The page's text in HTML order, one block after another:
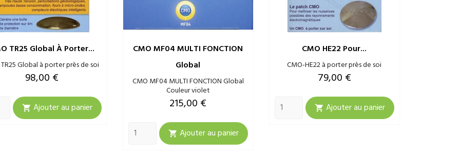
TR25 Global À Porter...
Global à porter près de soi
Prix
98,00 €
 Ajouter au panier
CMO MF04 MULTI FONCTION
Global
CMO MF04 MULTI FONCTION Global
Couleur violet
Prix
215,00 €
 Ajouter au panier
CMO HE22 Pour...
CMO-HE22 à porter près de soi
Prix
79,00 €
 Ajouter au panier